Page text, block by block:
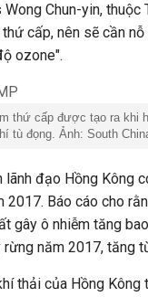
Chun-yin,
cấp, nên sẽ cần
ozone".
thứ cấp được tạo ra khi
tù đọng. Ảnh: South
lãnh đạo Hồng Kông
2017. Báo cáo cho
gây ô nhiễm tăng
năm 2017, tăng
thải của Hồng Kông